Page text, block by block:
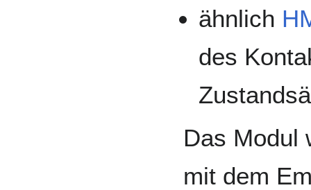
ähnlich
des
Das Modul
mit dem